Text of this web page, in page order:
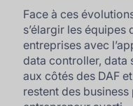
Face à ces
s’élargir les
entreprises avec
data controller, data
aux côtés des DAF
restent des